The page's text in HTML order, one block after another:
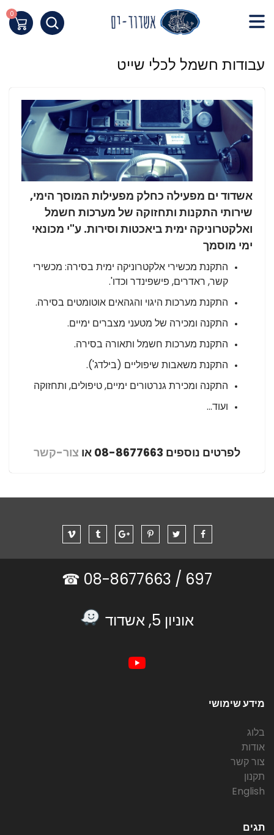
של
מרכזי
Content
העגלה שלי
0
עבודות חשמל לכלי שייט
אשדוד ים מפעילה כחלק מפעילות המוסך הימי,
שירותי התקנות ותחזוקה של מערכות חשמל
ואלקטרוניקה ימית ביאכטות וסירות. ע"י מכונאי
ימי מוסמך
התקנת מכשירי אלקטרוניקה ימית בסירה: מכשירי
קשר, ראדרים, פישפינדר וכדו'.
התקנת מערכות היגוי והגהאים אוטומטים בסירה.
התקנה ומכירה של מטעני מצברים ימיים.
התקנת מערכות חשמל ותאורה בסירה.
התקנת משאבות שיפוליים (בילדג').
התקנה ומכירת גנרטורים ימיים, טיפולים, ותחזוקה
ועוד...
לפרטים נוספים 08-8677663 או צור-קשר
697 /
אוניון 5, אשדוד
מידע שימושי
בלוג
אודות
צור קשר
תקנון
English
תגים